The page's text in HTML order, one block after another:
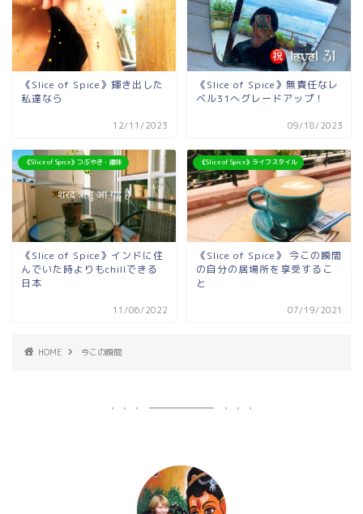
《Slice of Spice》輝き出した
私達なら
12/11/2023
《Slice of Spice》無責任なレ
ベル31へグレードアップ！
09/18/2023
《Slice of Spice》つぶやき・趣味
《Slice of Spice》インドに住
んでいた時よりもchillできる
日本
11/06/2022
《Slice of Spice》ライフスタイル
《Slice of Spice》 今この瞬間
の自分の居場所を享受するこ
と
07/19/2021
HOME 今この瞬間